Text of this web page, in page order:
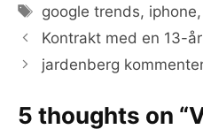
Tags
google trends, iphone,
Kontrakt med en 13-
jardenberg
5 thoughts on